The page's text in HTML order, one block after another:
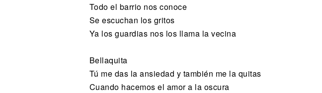
Todo el barrio nos conoce
Se escuchan los gritos
Ya los guardias nos los llama la vecina
Bellaquita
Tú me das la ansiedad y también me la quitas
Cuando hacemos el amor a la oscura